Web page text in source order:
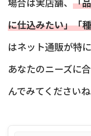
に仕込みたい」「
はネット通販が特
あなたのニーズに
んでみてくださいね